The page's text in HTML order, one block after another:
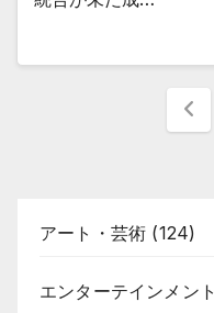
投
ペ
ー
アート・芸術 (124)
エンターテインメント